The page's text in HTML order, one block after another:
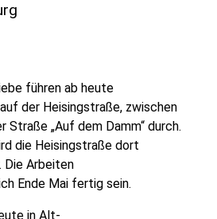
führen ab heute
der Heisingstraße, zwischen
Straße „Auf dem Damm“ durch.
die Heisingstraße dort
Arbeiten
Ende Mai fertig sein.
in Alt-